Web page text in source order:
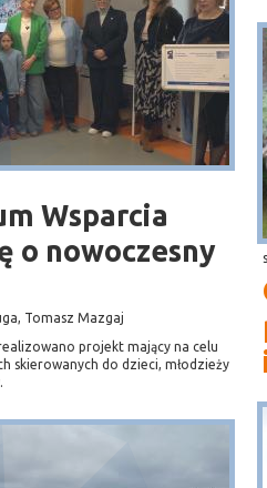
Wsparcia
o nowoczesny
Tomasz Mazgaj
projekt mający na celu
skierowanych do dzieci, młodzieży